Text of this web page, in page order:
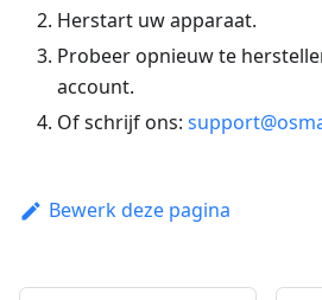
Herstart uw apparaat.
Probeer opnieuw te
account.
Of schrijf ons:
Bewerk deze pagina